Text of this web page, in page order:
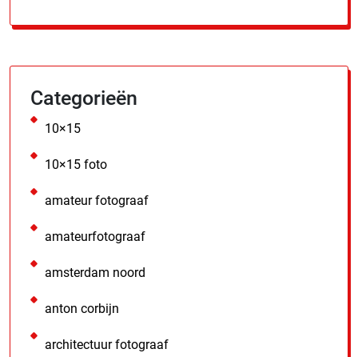
Categorieën
10×15
10×15 foto
amateur fotograaf
amateurfotograaf
amsterdam noord
anton corbijn
architectuur fotograaf